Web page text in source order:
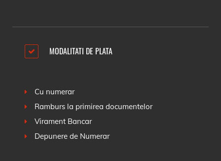
MODALITATI DE PLATA
Cu numerar
Ramburs la primirea documentelor
Virament Bancar
Depunere de Numerar